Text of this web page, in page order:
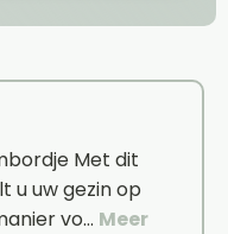
Met dit
u uw gezin op
vo… Meer